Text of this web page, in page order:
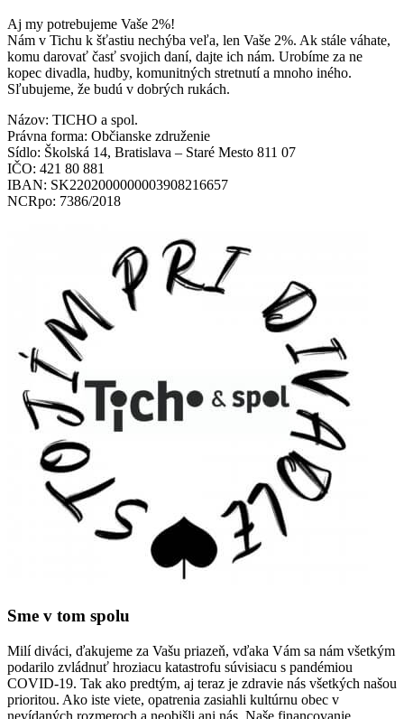
Aj my potrebujeme Vaše 2%!
Nám v Tichu k šťastiu nechýba veľa, len Vaše 2%. Ak stále váhate,
komu darovať časť svojich daní, dajte ich nám. Urobíme za ne
kopec divadla, hudby, komunitných stretnutí a mnoho iného.
Sľubujeme, že budú v dobrých rukách.
Názov: TICHO a spol.
Právna forma: Občianske združenie
Sídlo: Školská 14, Bratislava – Staré Mesto 811 07
IČO: 421 80 881
IBAN: SK2202000000003908216657
NCRpo: 7386/2018
Sme v tom spolu
Milí diváci, ďakujeme za Vašu priazeň, vďaka Vám sa nám všetkým
podarilo zvládnuť hroziacu katastrofu súvisiacu s pandémiou
COVID-19. Tak ako predtým, aj teraz je zdravie nás všetkých našou
prioritou. Ako iste viete, opatrenia zasiahli kultúrnu obec v
nevídaných rozmeroch a neobišli ani nás. Naše financovanie